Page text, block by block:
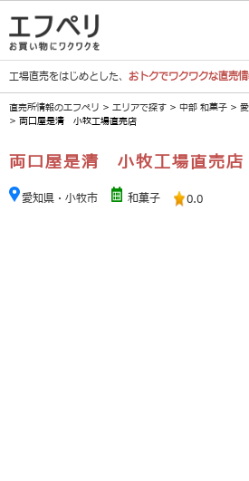
工場直売をはじめとした、 おトクでワクワクな直売
直売所情報のエフペリ > エリアで探す > 中部 和菓子 >
> 両口屋是清 小牧工場直売店
両口屋是清 小牧工場直売店
愛知県・小牧市 和菓子 0.0